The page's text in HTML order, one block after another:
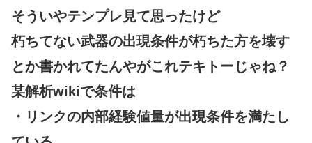
そういやテンプレ見て思ったけど
朽ちてない武器の出現条件が朽ちた方を壊す
とか書かれてたんやがこれテキトーじゃね？
某解析wikiで条件は
・リンクの内部経験値量が出現条件を満たし